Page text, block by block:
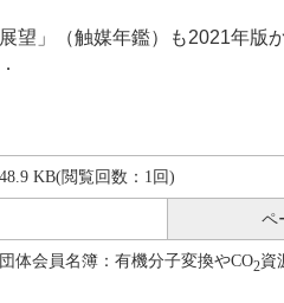
望」（触媒年鑑）も2021年
KB(閲覧回数：1回)
ペ
体会員名簿：有機分子変換やCO2資